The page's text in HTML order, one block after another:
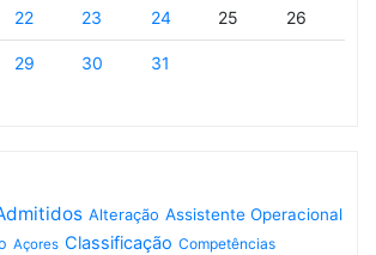
22 23 24 25 26
29 30 31
Alteração Assistente Operacional
Açores Classificação Competências